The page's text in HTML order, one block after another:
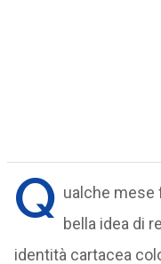
Q ualche mese
bella idea di
identità cartacea